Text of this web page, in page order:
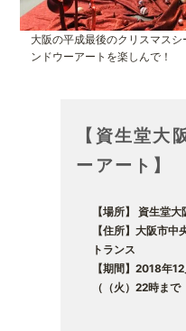
大阪の平成最後のクリスマス
ンドウーアートを楽しんで！
【資生堂大
ーアート】
【場所】 資生堂
【住所】大阪市
トランス
【期間】2018年
（（火）22時まで